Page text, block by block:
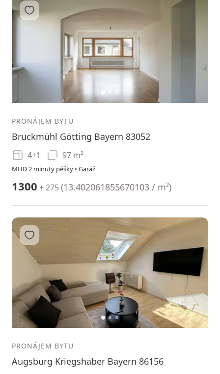
12 3
Přidat do oblíbených
PRONÁJEM BYTU
Bruckmühl Götting Bayern 83052
4+1 97 m²
MHD 2 minuty pěšky • Garáž
1300 + 275(13.402061855670103 / m²)
12 3
Přidat do oblíbených
PRONÁJEM BYTU
Augsburg Kriegshaber Bayern 86156